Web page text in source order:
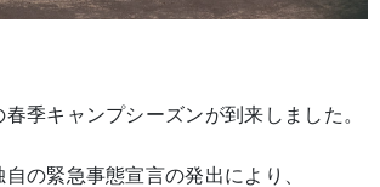
季キャンプシーズンが到来しました。
の緊急事態宣言の発出により、